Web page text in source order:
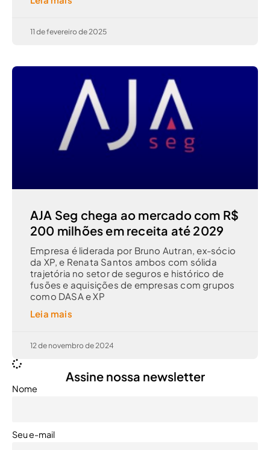
11 de fevereiro de 2025
AJA Seg chega ao mercado com R$
200 milhões em receita até 2029
Empresa é liderada por Bruno Autran, ex-sócio
da XP, e Renata Santos ambos com sólida
trajetória no setor de seguros e histórico de
fusões e aquisições de empresas com grupos
como DASA e XP
Leia mais
12 de novembro de 2024
Assine nossa newsletter
Nome
Seu e-mail